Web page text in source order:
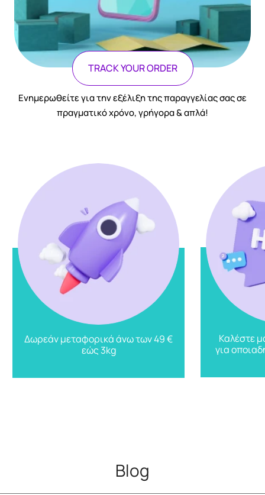
TRACK YOUR ORDER
Ενημερωθείτε για την εξέλιξη της παραγγελίας σας σε
πραγματικό χρόνο, γρήγορα & απλά!
Δωρεάν μεταφορικά άνω των 49 €
εώς 3kg
Καλέστε
για
Blog